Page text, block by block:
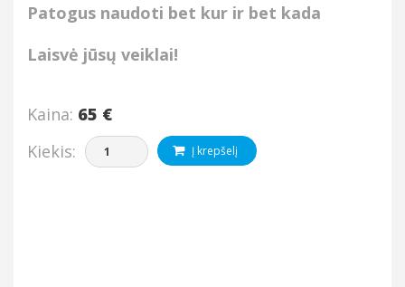
Patogus naudoti bet kur ir bet kada
Laisvė jūsų veiklai!
Kaina: 65 €
Kiekis:
Į krepšelį